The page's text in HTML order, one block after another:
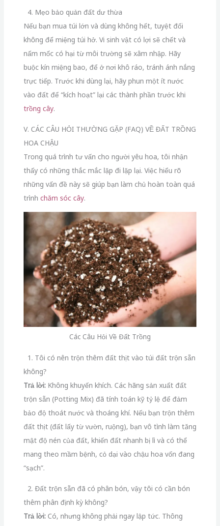
4. Mẹo bảo quản đất dư thừa
Nếu bạn mua túi lớn và dùng không hết, tuyệt đối
không để miệng túi hở. Vi sinh vật có lợi sẽ chết và
nấm mốc có hại từ môi trường sẽ xâm nhập. Hãy
buộc kín miệng bao, để ở nơi khô ráo, tránh ánh nắng
trực tiếp. Trước khi dùng lại, hãy phun một ít nước
vào đất để “kích hoạt” lại các thành phần trước khi
trồng cây.
V. CÁC CÂU HỎI THƯỜNG GẶP (FAQ) VỀ ĐẤT TRỒNG
HOA CHẬU
Trong quá trình tư vấn cho người yêu hoa, tôi nhận
thấy có những thắc mắc lặp đi lặp lại. Việc hiểu rõ
những vấn đề này sẽ giúp bạn làm chủ hoàn toàn quá
trình chăm sóc cây.
Các Câu Hỏi Về Đất Trồng
1. Tôi có nên trộn thêm đất thịt vào túi đất trộn sẵn
không?
Trả lời:Không khuyến khích. Các hãng sản xuất đất
trộn sẵn (Potting Mix) đã tính toán kỹ tỷ lệ để đảm
bảo độ thoát nước và thoáng khí. Nếu bạn trộn thêm
đất thịt (đất lấy từ vườn, ruộng), bạn vô tình làm tăng
mật độ nén của đất, khiến đất nhanh bị lì và có thể
mang theo mầm bệnh, cỏ dại vào chậu hoa vốn đang
“sạch”.
2. Đất trộn sẵn đã có phân bón, vậy tôi có cần bón
thêm phân định kỳ không?
Trả lời:Có, nhưng không phải ngay lập tức. Thông